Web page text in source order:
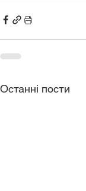
Останні пости